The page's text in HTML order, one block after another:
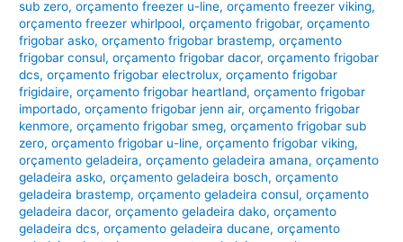
sub zero,orçamento freezer u-line,orçamento freezer viking,
orçamento freezer whirlpool,orçamento frigobar,orçamento
frigobar asko,orçamento frigobar brastemp,orçamento
frigobar consul,orçamento frigobar dacor,orçamento frigobar
dcs,orçamento frigobar electrolux,orçamento frigobar
frigidaire,orçamento frigobar heartland,orçamento frigobar
importado,orçamento frigobar jenn air,orçamento frigobar
kenmore,orçamento frigobar smeg,orçamento frigobar sub
zero,orçamento frigobar u-line,orçamento frigobar viking,
orçamento geladeira,orçamento geladeira amana,orçamento
geladeira asko,orçamento geladeira bosch,orçamento
geladeira brastemp,orçamento geladeira consul,orçamento
geladeira dacor,orçamento geladeira dako,orçamento
geladeira dcs,orçamento geladeira ducane,orçamento